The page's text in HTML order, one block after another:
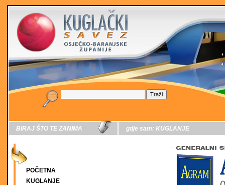
BIRAJ ŠTO TE ZANIMA
POČETNA
KUGLANJE
gdje sam: KUGLANJE